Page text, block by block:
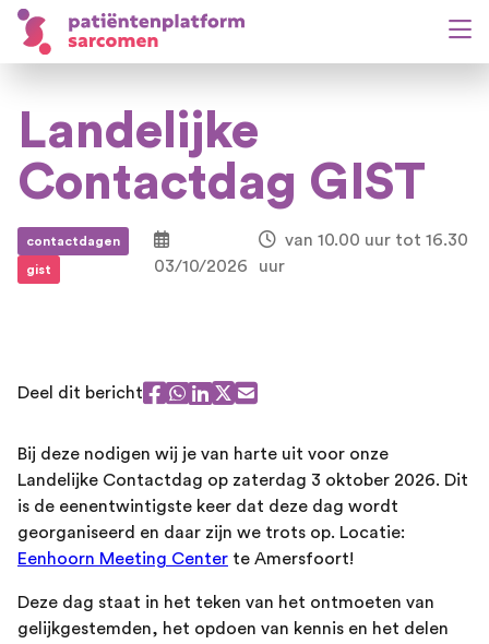
Landelijke
Contactdag GIST
contactdagen
gist 03/10/2026
van 10.00 uur tot 16.30
uur
Deel dit bericht
Bij deze nodigen wij je van harte uit voor onze
Landelijke Contactdag op zaterdag 3 oktober 2026. Dit
is de eenentwintigste keer dat deze dag wordt
georganiseerd en daar zijn we trots op. Locatie:
Eenhoorn Meeting Center te Amersfoort!
Deze dag staat in het teken van het ontmoeten van
gelijkgestemden, het opdoen van kennis en het delen